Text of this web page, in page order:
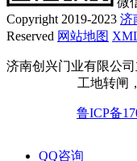
Copyright 2019-2023 济
Reserved 网站地图
济南创兴门业有限公
工地转闸
鲁ICP备
QQ咨询